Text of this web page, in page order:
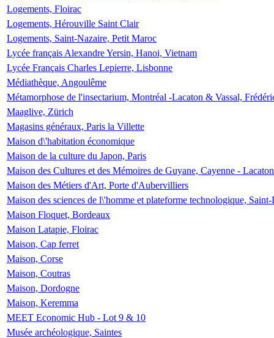
Logements, Floirac
Logements, Hérouville Saint Clair
Logements, Saint-Nazaire, Petit Maroc
Lycée français Alexandre Yersin, Hanoi, Vietnam
Lycée Français Charles Lepierre, Lisbonne
Médiathèque, Angoulême
Métamorphose de l'insectarium, Montréal -Lacaton & Vassal,
Maaglive, Zürich
Magasins généraux, Paris la Villette
Maison d\'habitation économique
Maison de la culture du Japon, Paris
Maison des Cultures et des Mémoires de Guyane, Cayenne -
Maison des Métiers d'Art, Porte d'Aubervilliers
Maison des sciences de l\'homme et plateforme technologique,
Maison Floquet, Bordeaux
Maison Latapie, Floirac
Maison, Cap ferret
Maison, Corse
Maison, Coutras
Maison, Dordogne
Maison, Keremma
MEET Economic Hub - Lot 9 & 10
Musée archéologique, Saintes